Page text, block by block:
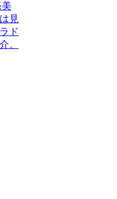
見
ド
。